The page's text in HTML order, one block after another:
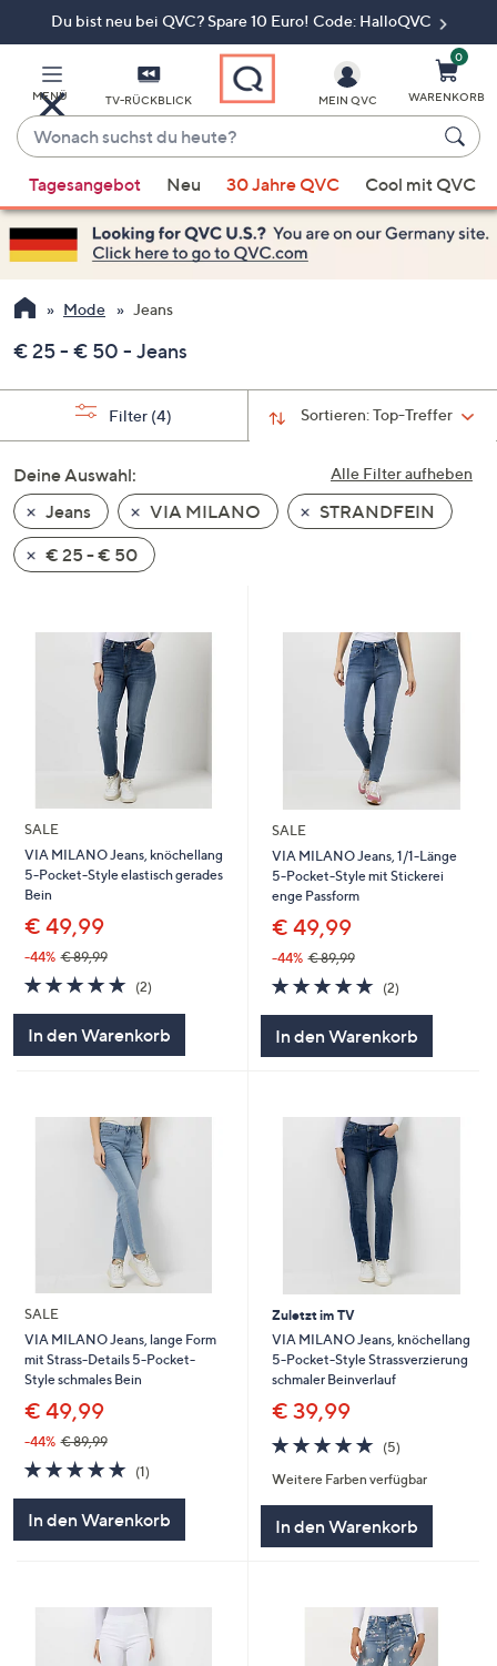
Du bist neu bei QVC? Spare 10 Euro! Code: HalloQVC
MENÜ TV-RÜCKBLICK
Wonach
suchst
du
heute?
Vorschläge
verfügbar
sind,
verwenden
Sie
Pfeiltasten
nach
und
nach
unten
oder
wischen
Sie
diese
anzuzeigen.
MEIN QVC
0
WARENKORB
Tagesangebot Neu 30 Jahre QVC Cool mit QVC
Mode Jeans
€ 25 - € 50 - Jeans
Sortieren:Top-Treffer
Filter (4)
Alle Filter aufheben
Deine Auswahl:
Jeans
VIA MILANO
STRANDFEIN
€ 25 - € 50
SALE
VIA MILANO Jeans, knöchellang
5-Pocket-Style elastisch gerades
Bein
€ 49,99
-44% € 89,99
5.0
von
(2)2
In den Warenkorb
SALE
VIA MILANO Jeans, 1/1-Länge
5-Pocket-Style mit Stickerei
enge Passform
€ 49,99
-44% € 89,99
5.0
von
(2)2
In den Warenkorb
SALE
VIA MILANO Jeans, lange Form
mit Strass-Details 5-Pocket-
Style schmales Bein
€ 49,99
-44% € 89,99
5.0
von
(1)1
In den Warenkorb
Zuletzt im TV
VIA MILANO Jeans, knöchellang
5-Pocket-Style Strassverzierung
schmaler Beinverlauf
€ 39,99
5.0
von
5
(5)5
Weitere Farben verfügbar
In den Warenkorb